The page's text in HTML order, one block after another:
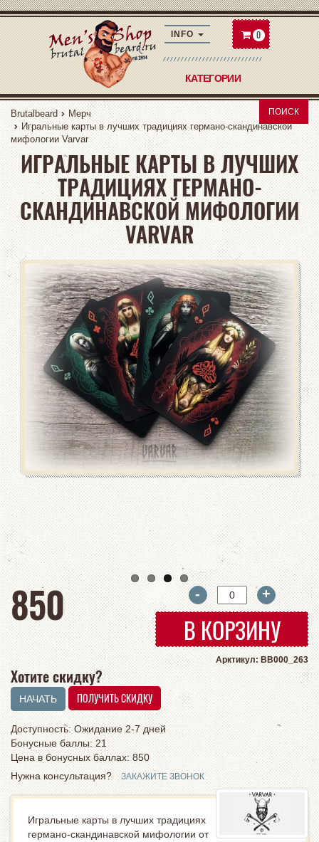
INFO
КАТЕГОРИИ
0
ПОИСК
Brutalbeard
Мерч
Игральные карты в лучших традициях германо-скандинавской
мифологии Varvar
ИГРАЛЬНЫЕ КАРТЫ В ЛУЧШИХ
ТРАДИЦИЯХ ГЕРМАНО-
СКАНДИНАВСКОЙ МИФОЛОГИИ
VARVAR
850руб - +
В КОРЗИНУ
Арктикул: BB000_263
Хотите скидку?
Доступность: Ожидание 2-7 дней
Бонусные баллы: 21
Цена в бонусных баллах: 850
Нужна консультация?
ЗАКАЖИТЕ ЗВОНОК
Игральные карты в лучших традициях
германо-скандинавской мифологии от